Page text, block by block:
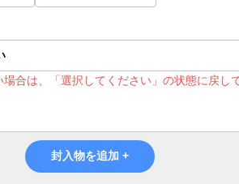
合は、「選択してください」の状態に戻し
封入物を追加 +